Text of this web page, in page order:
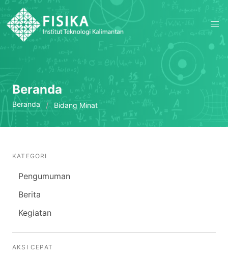
Beranda
Beranda Bidang Minat
KATEGORI
Pengumuman
Berita
Kegiatan
AKSI CEPAT